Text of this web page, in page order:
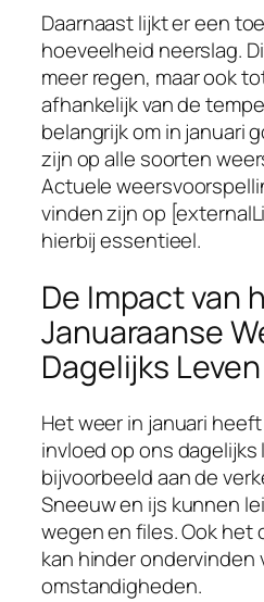
Daarnaast lijkt er een
hoeveelheid neerslag.
meer regen, maar ook
afhankelijk van de
belangrijk om in januari
zijn op alle soorten
Actuele
vinden zijn op
hierbij essentieel.
De Impact van
Januaraanse
Dagelijks Leven
Het weer in januari
invloed op ons dagelijks
bijvoorbeeld aan de
Sneeuw en ijs kunnen
wegen en files. Ook het
kan hinder ondervinden
omstandigheden.